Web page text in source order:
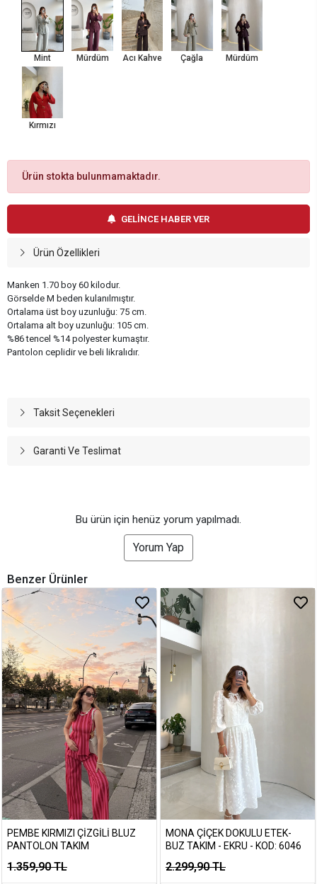
Mint Mürdüm Acı Kahve Çağla Mürdüm
Kırmızı
Ürün stokta bulunmamaktadır.
GELİNCE HABER VER
Ürün Özellikleri
Manken 1.70 boy 60 kilodur.
Görselde M beden kulanılmıştır.
Ortalama üst boy uzunluğu: 75 cm.
Ortalama alt boy uzunluğu: 105 cm.
%86 tencel %14 polyester kumaştır.
Pantolon ceplidir ve beli likralıdır.
Taksit Seçenekleri
Garanti Ve Teslimat
Bu ürün için henüz yorum yapılmadı.
Yorum Yap
Benzer Ürünler
PEMBE KIRMIZI ÇIZGILI BLUZ
PANTOLON TAKIM
1.359,90 TL
MONA ÇIÇEK DOKULU ETEK-
BUZ TAKIM - EKRU - KOD: 6046
2.299,90 TL